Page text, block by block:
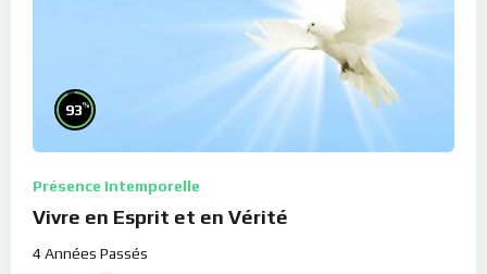
93%
Présence Intemporelle
Vivre en Esprit et en Vérité
4 Années Passés